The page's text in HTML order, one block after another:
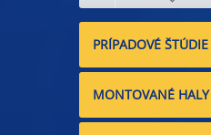
PRÍPADOVÉ
MONTOVANÉ